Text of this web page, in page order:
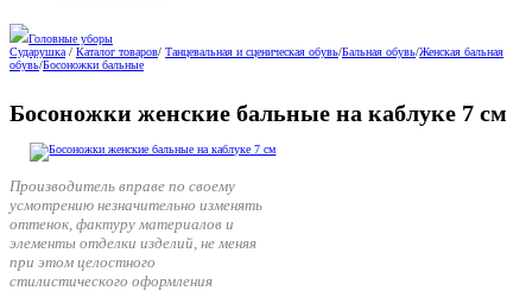
Головные уборы
Сударушка / Каталог товаров/ Танцевальная и сценическая обувь/Бальная обувь/Женская бальная
обувь/Босоножки бальные
Босоножки женские бальные на каблуке 7 см
Производитель вправе по своему
усмотрению незначительно изменять
оттенок, фактуру материалов и
элементы отделки изделий, не меняя
при этом целостного
стилистического оформления